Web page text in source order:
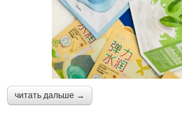
читать дальше →